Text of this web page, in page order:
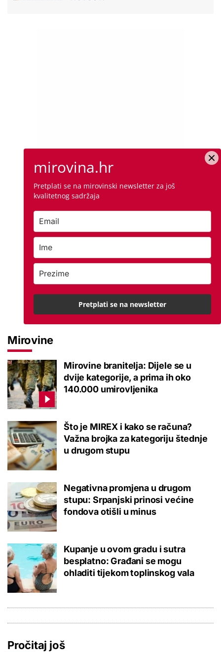
Mirovine
Mirovine branitelja: Dijele se u
dvije kategorije, a prima ih oko
140.000 umirovljenika
Što je MIREX i kako se računa?
Važna brojka za kategoriju štednje
u drugom stupu
Negativna promjena u drugom
stupu: Srpanjski prinosi većine
fondova otišli u minus
Kupanje u ovom gradu i sutra
besplatno: Građani se mogu
ohladiti tijekom toplinskog vala
Pročitaj još
mirovina.hr
Pretplati se na mirovinski newsletter za još
kvalitetnog sadržaja
Pretplati se na newsletter